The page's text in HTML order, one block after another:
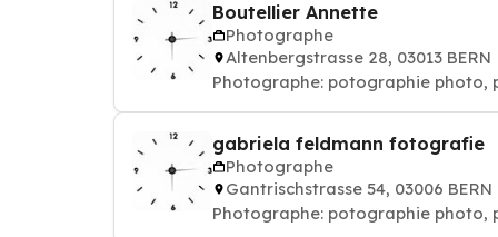
Boutellier Annette
Photographe
Altenbergstrasse 28, 03013 BERN
Photographe: potographie
gabriela feldmann fotografie
Photographe
Gantrischstrasse 54, 03006 BERN
Photographe: potographie